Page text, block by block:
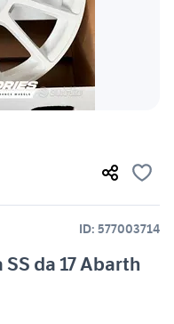
ID: 577003714
da 17 Abarth